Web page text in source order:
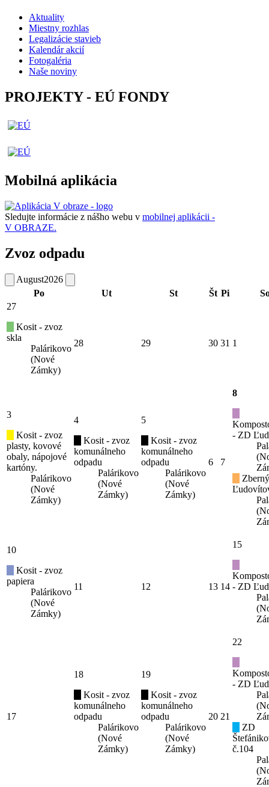
Aktuality
Miestny rozhlas
Legalizácie stavieb
Kalendár akcií
Fotogaléria
Naše noviny
PROJEKTY - EÚ FONDY
Mobilná aplikácia
Sledujte informácie z nášho webu v mobilnej aplikácii -
V OBRAZE.
Zvoz odpadu
August2026
Po
Ut St Št Pi
27
Kosit - zvoz
skla
Palárikovo
(Nové
Zámky)
28 29 30 31 1
3
Kosit - zvoz
plasty, kovové
obaly, nápojové
kartóny.
Palárikovo
(Nové
Zámky)
4
Kosit - zvoz
komunálneho
odpadu
Palárikovo
(Nové
Zámky)
5
Kosit - zvoz
komunálneho
odpadu
Palárikovo
(Nové
Zámky)
6 7
8
- ZD
10
Kosit - zvoz
papiera
Palárikovo
(Nové
Zámky)
11 12 13 14
15
- ZD
17
18
Kosit - zvoz
komunálneho
odpadu
Palárikovo
(Nové
Zámky)
19
Kosit - zvoz
komunálneho
odpadu
Palárikovo
(Nové
Zámky)
20 21
22
- ZD
ZD
č.104